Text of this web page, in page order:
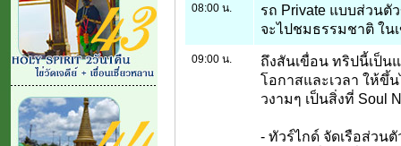
08:00 น.
รถ Private แบบส่วนตั
จะไปชมธรรมชาติ ใน
09:00 น.
ถึงสันเขื่อน ทริปนี้เป็น
โอกาสและเวลา ให้ขึ้
วงามๆ เป็นสิ่งที่ Soul
- ทัวร์ไกด์ จัดเรือส่วน